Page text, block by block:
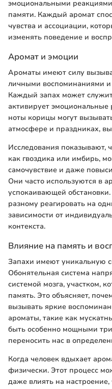
эмоциональными
памяти. Каждый аромат
чувства и ассоциации,
изменять поведение и
Аромат и эмоции
Ароматы имеют силу
личными воспоминаниями
Каждый запах может
активирует
ноты корицы могут
атмосфере и праздниках,
Исследования показывают,
как гвоздика или имбирь,
самочувствие и даже
Они часто используются в
успокаивающей
разному реагировать на
зависимости от
контекста.
Влияние на память и
Запахи имеют уникальную
Обонятельная система
системой мозга, участком,
память. Это объясняет,
вызывать яркие
ароматы, такие как
быть особенно мощными
переносить нас в
Когда человек вдыхает
физически. Этот процесс
даже влиять на